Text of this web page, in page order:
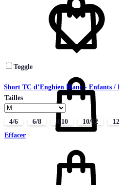
Toggle
Short TC d’Enghien Blanc - Enfants /
Tailles
4/6 6/8 8/10 10/12
Effacer